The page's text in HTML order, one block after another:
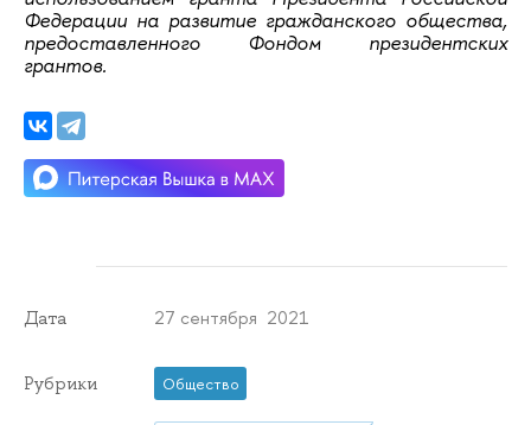
Федерации на развитие гражданского общества,
предоставленного Фондом президентских
грантов.
Дата 27 сентября 2021
Рубрики Общество